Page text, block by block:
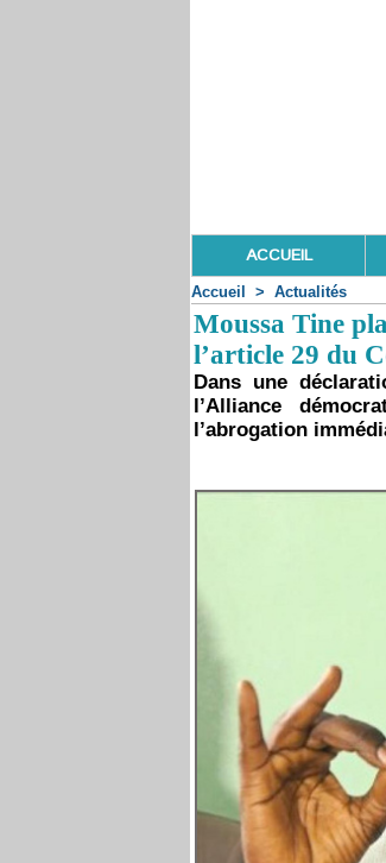
ACCUEIL
Accueil > Actualités
Moussa Tine
l’article 29 du
Dans une
l’Alliance
l’abrogation